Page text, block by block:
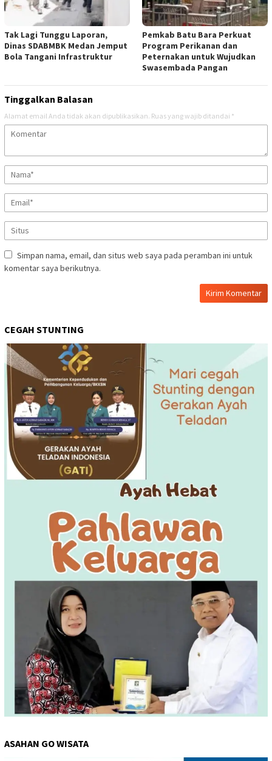
Tak Lagi Tunggu Laporan,
Dinas SDABMBK Medan Jemput
Bola Tangani Infrastruktur
Pemkab Batu Bara Perkuat
Program Perikanan dan
Peternakan untuk Wujudkan
Swasembada Pangan
Tinggalkan Balasan
Alamat email Anda tidak akan dipublikasikan. Ruas yang wajib ditandai *
Simpan nama, email, dan situs web saya pada peramban ini untuk
komentar saya berikutnya.
CEGAH STUNTING
ASAHAN GO WISATA